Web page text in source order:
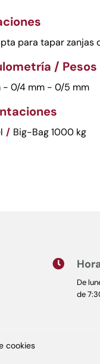
para tapar zanjas
/
- 0/4 mm - 0/5 mm
/ Big-Bag 1000 kg

De
de
cookies